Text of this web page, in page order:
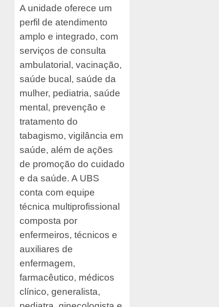
A unidade oferece um
perfil de atendimento
amplo e integrado, com
serviços de consulta
ambulatorial, vacinação,
saúde bucal, saúde da
mulher, pediatria, saúde
mental, prevenção e
tratamento do
tabagismo, vigilância em
saúde, além de ações
de promoção do cuidado
e da saúde. A UBS
conta com equipe
técnica multiprofissional
composta por
enfermeiros, técnicos e
auxiliares de
enfermagem,
farmacêutico, médicos
clínico, generalista,